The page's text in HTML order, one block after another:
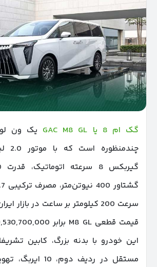
گک ام 8 یا GAC M8 GL
سرعت 200 کیلومتر بر ساعت در
این خودرو با بدنه بزرگ، کابین
مستقل در ردیف